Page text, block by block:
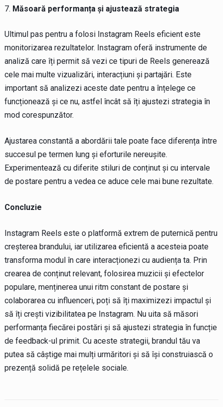
Măsoară performanța și ajustează strategia
Ultimul pas pentru a folosi Instagram Reels eficient este
monitorizarea rezultatelor. Instagram oferă instrumente de
analiză care îți permit să vezi ce tipuri de Reels generează
cele mai multe vizualizări, interacțiuni și partajări. Este
important să analizezi aceste date pentru a înțelege ce
funcționează și ce nu, astfel încât să îți ajustezi strategia în
mod corespunzător.
Ajustarea constantă a abordării tale poate face diferența între
succesul pe termen lung și eforturile nereușite.
Experimentează cu diferite stiluri de conținut și cu intervale
de postare pentru a vedea ce aduce cele mai bune rezultate.
Concluzie
Instagram Reels este o platformă extrem de puternică pentru
creșterea brandului, iar utilizarea eficientă a acesteia poate
transforma modul în care interacționezi cu audiența ta. Prin
crearea de conținut relevant, folosirea muzicii și efectelor
populare, menținerea unui ritm constant de postare și
colaborarea cu influenceri, poți să îți maximizezi impactul și
să îți crești vizibilitatea pe Instagram. Nu uita să măsori
performanța fiecărei postări și să ajustezi strategia în funcție
de feedback-ul primit. Cu aceste strategii, brandul tău va
putea să câștige mai mulți urmăritori și să își construiască o
prezență solidă pe rețelele sociale.